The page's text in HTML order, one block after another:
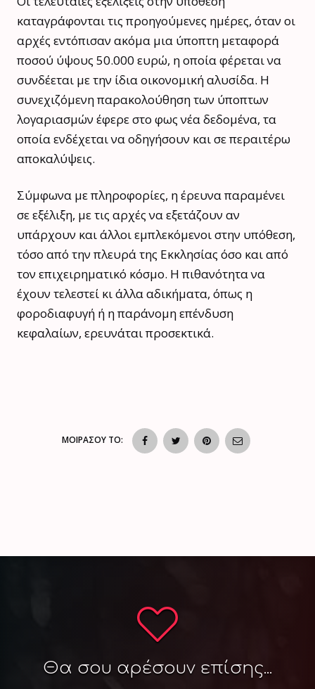
καταγράφονται τις προηγούμενες ημέρες, όταν οι
αρχές εντόπισαν ακόμα μια ύποπτη μεταφορά
ποσού ύψους 50.000 ευρώ, η οποία φέρεται να
συνδέεται με την ίδια οικονομική αλυσίδα. Η
συνεχιζόμενη παρακολούθηση των ύποπτων
λογαριασμών έφερε στο φως νέα δεδομένα, τα
οποία ενδέχεται να οδηγήσουν και σε περαιτέρω
αποκαλύψεις.
Σύμφωνα με πληροφορίες, η έρευνα παραμένει
σε εξέλιξη, με τις αρχές να εξετάζουν αν
υπάρχουν και άλλοι εμπλεκόμενοι στην υπόθεση,
τόσο από την πλευρά της Εκκλησίας όσο και από
τον επιχειρηματικό κόσμο. Η πιθανότητα να
έχουν τελεστεί κι άλλα αδικήματα, όπως η
φοροδιαφυγή ή η παράνομη επένδυση
κεφαλαίων, ερευνάται προσεκτικά.
ΜΟΙΡΑΣΟΥ ΤΟ:
Θα σου αρέσουν επίσης...